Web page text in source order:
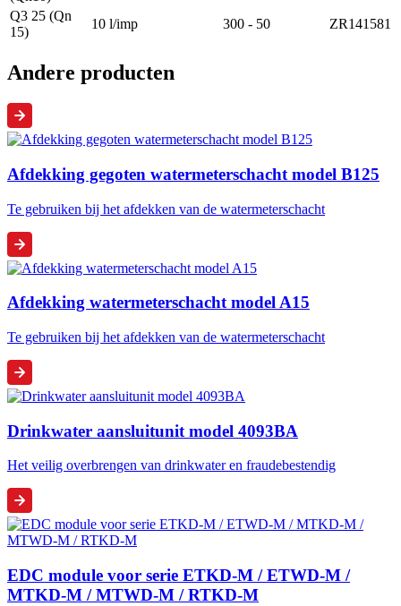
Q3 25 (Qn
15)
10 l/imp 300 - 50 ZR141581
Andere producten
Afdekking gegoten watermeterschacht model B125
Te gebruiken bij het afdekken van de watermeterschacht
Afdekking watermeterschacht model A15
Te gebruiken bij het afdekken van de watermeterschacht
Drinkwater aansluitunit model 4093BA
Het veilig overbrengen van drinkwater en fraudebestendig
EDC module voor serie ETKD-M / ETWD-M /
MTKD-M / MTWD-M / RTKD-M